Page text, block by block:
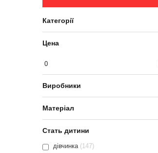
Категорії
Цена
0
Виробники
Матеріал
Стать дитини
дівчинка 147